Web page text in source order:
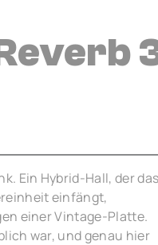
Ein Hybrid-Hall, der das
einfängt,
einer Vintage-Platte.
war, und genau hier